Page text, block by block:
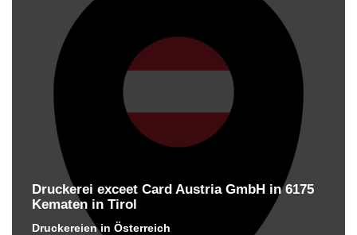
Druckerei exceet Card Austria GmbH in 6175
Kematen in Tirol
Druckereien in Österreich